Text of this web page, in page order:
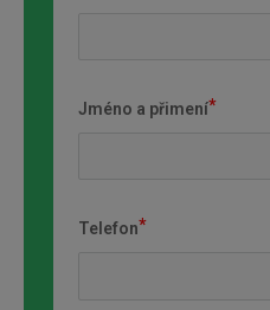
Jméno a přimení
Telefon